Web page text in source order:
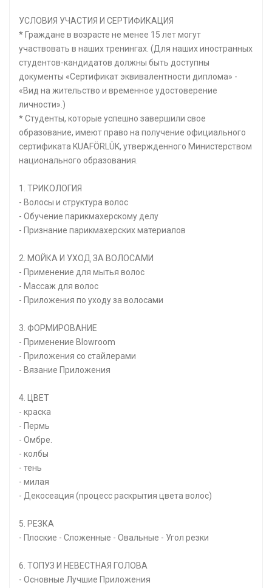
УСЛОВИЯ УЧАСТИЯ И СЕРТИФИКАЦИЯ
* Граждане в возрасте не менее 15 лет могут
участвовать в наших тренингах. (Для наших иностранных
студентов-кандидатов должны быть доступны
документы «Сертификат эквивалентности диплома» -
«Вид на жительство и временное удостоверение
личности».)
* Студенты, которые успешно завершили свое
образование, имеют право на получение официального
сертификата KUAFÖRLÜK, утвержденного Министерством
национального образования.
1. ТРИКОЛОГИЯ
- Волосы и структура волос
- Обучение парикмахерскому делу
- Признание парикмахерских материалов
2. МОЙКА И УХОД ЗА ВОЛОСАМИ
- Применение для мытья волос
- Массаж для волос
- Приложения по уходу за волосами
3. ФОРМИРОВАНИЕ
- Применение Blowroom
- Приложения со стайлерами
- Вязание Приложения
4. ЦВЕТ
- краска
- Пермь
- Омбре.
- колбы
- тень
- милая
- Декосеация (процесс раскрытия цвета волос)
5. РЕЗКА
- Плоские - Сложенные - Овальные - Угол резки
6. ТОПУЗ И НЕВЕСТНАЯ ГОЛОВА
- Основные Лучшие Приложения